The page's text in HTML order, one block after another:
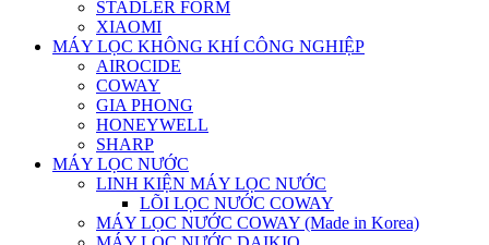
STADLER FORM
XIAOMI
MÁY LỌC KHÔNG KHÍ CÔNG NGHIỆP
AIROCIDE
COWAY
GIA PHONG
HONEYWELL
SHARP
MÁY LỌC NƯỚC
LINH KIỆN MÁY LỌC NƯỚC
LÕI LỌC NƯỚC COWAY
MÁY LỌC NƯỚC COWAY (Made in Korea)